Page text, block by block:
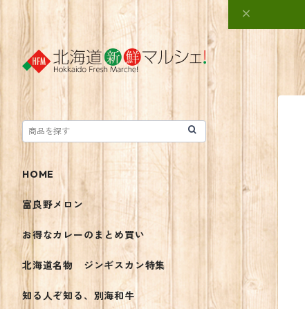
HOME
富良野メロン
お得なカレーのまとめ買い
北海道名物 ジンギスカン特集
知る人ぞ知る、別海和牛